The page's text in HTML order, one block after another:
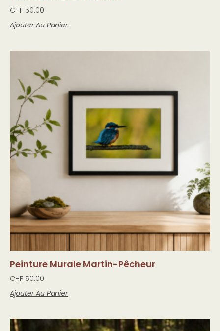
CHF 50.00
Ajouter Au Panier
Peinture Murale Martin-Pêcheur
CHF 50.00
Ajouter Au Panier